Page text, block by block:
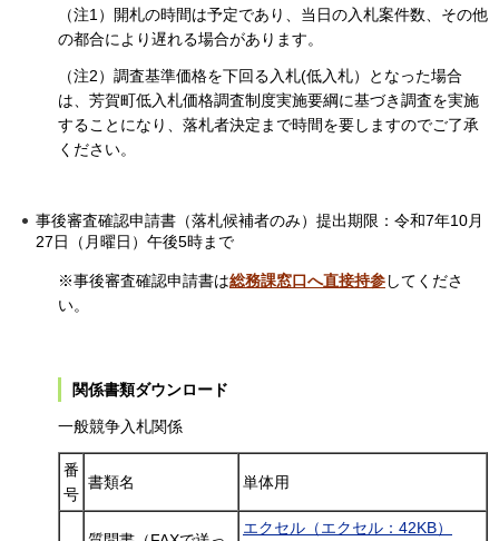
（注1）開札の時間は予定であり、当日の入札案件数、その他
の都合により遅れる場合があります。
（注2）調査基準価格を下回る入札(低入札）となった場合
は、芳賀町低入札価格調査制度実施要綱に基づき調査を実施
することになり、落札者決定まで時間を要しますのでご了承
ください。
事後審査確認申請書（落札候補者のみ）提出期限：令和7年10月
27日（月曜日）午後5時まで
※事後審査確認申請書は総務課窓口へ直接持参してくださ
い。​​​​​​
関係書類ダウンロード
一般競争入札関係
番
号
書類名 単体用
エクセル（エクセル：42KB）